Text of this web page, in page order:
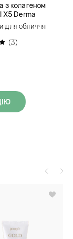
з колагеном
X5 Derma
Ampoule
для обличчя
(3)